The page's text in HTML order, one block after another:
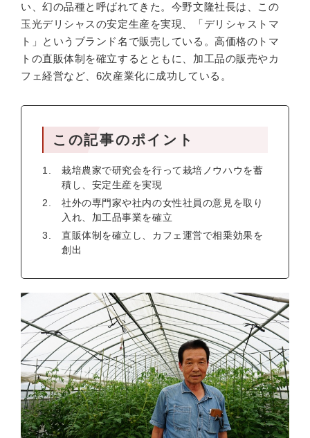
い、幻の品種と呼ばれてきた。今野文隆社長は、この
玉光デリシャスの安定生産を実現、「デリシャストマ
ト」というブランド名で販売している。高価格のトマ
トの直販体制を確立するとともに、加工品の販売やカ
フェ経営など、6次産業化に成功している。
この記事のポイント
栽培農家で研究会を行って栽培ノウハウを蓄
積し、安定生産を実現
社外の専門家や社内の女性社員の意見を取り
入れ、加工品事業を確立
直販体制を確立し、カフェ運営で相乗効果を
創出